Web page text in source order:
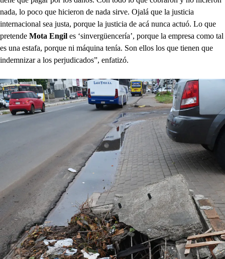
nada, lo poco que hicieron de nada sirve. Ojalá que la justicia
internacional sea justa, porque la justicia de acá nunca actuó. Lo que
pretende Mota Engil es ‘sinvergüencería’, porque la empresa como tal
es una estafa, porque ni máquina tenía. Son ellos los que tienen que
indemnizar a los perjudicados”, enfatizó.